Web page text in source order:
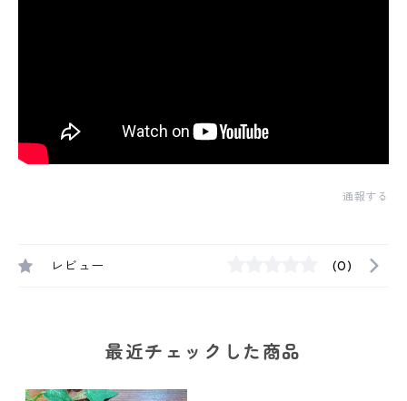
通報する
レビュー (0)
最近チェックした商品